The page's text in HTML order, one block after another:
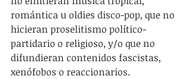
romántica u oldies disco-pop, que no
hicieran proselitismo político-
partidario o religioso, y/o que no
difundieran contenidos fascistas,
xenófobos o reaccionarios.